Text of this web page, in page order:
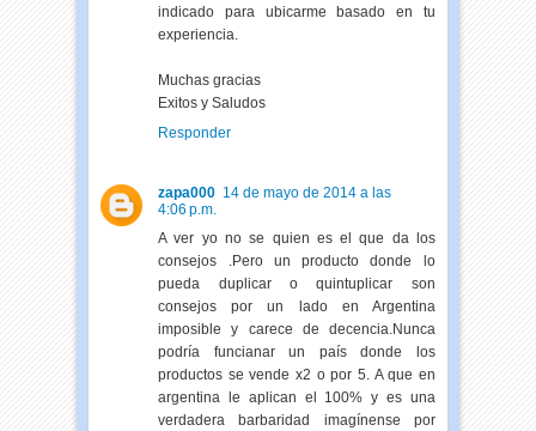
indicado para ubicarme basado en tu
experiencia.
Muchas gracias
Exitos y Saludos
Responder
zapa000 14 de mayo de 2014 a las
4:06 p.m.
A ver yo no se quien es el que da los
consejos .Pero un producto donde lo
pueda duplicar o quintuplicar son
consejos por un lado en Argentina
imposible y carece de decencia.Nunca
podría funcianar un país donde los
productos se vende x2 o por 5. A que en
argentina le aplican el 100% y es una
verdadera barbaridad imagínense por